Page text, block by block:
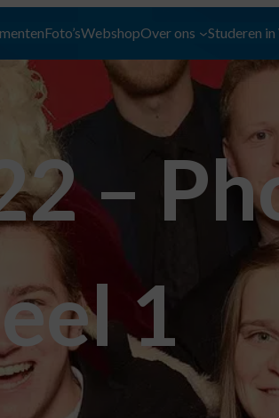
Foto’sWebshopOver ons Studeren in
–
1